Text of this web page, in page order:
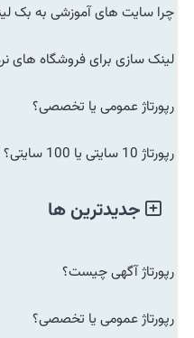
چرا سایت های آموزشی به بک
لینک سازی برای فروشگاه های
رپورتاژ عمومی یا تخصصی؟
رپورتاژ 10 سایتی یا 100 سایتی؟
جدیدترین ها
رپورتاژ آگهی چیست؟
رپورتاژ عمومی یا تخصصی؟